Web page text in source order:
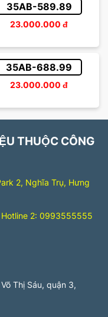
35AB-589.89
23.000.000 đ
35AB-688.99
23.000.000 đ
THUỘC CÔNG
2, Nghĩa Trụ, Hưng
2: 0993555555
Thị Sáu, quận 3,